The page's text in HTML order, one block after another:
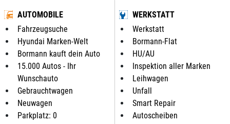
AUTOMOBILE
Fahrzeugsuche
Hyundai Marken-Welt
Bormann kauft dein Auto
15.000 Autos - Ihr
Wunschauto
Gebrauchtwagen
Neuwagen
Parkplatz: 0
WERKSTATT
Werkstatt
Bormann-Flat
HU/AU
Inspektion aller Marken
Leihwagen
Unfall
Smart Repair
Autoscheiben